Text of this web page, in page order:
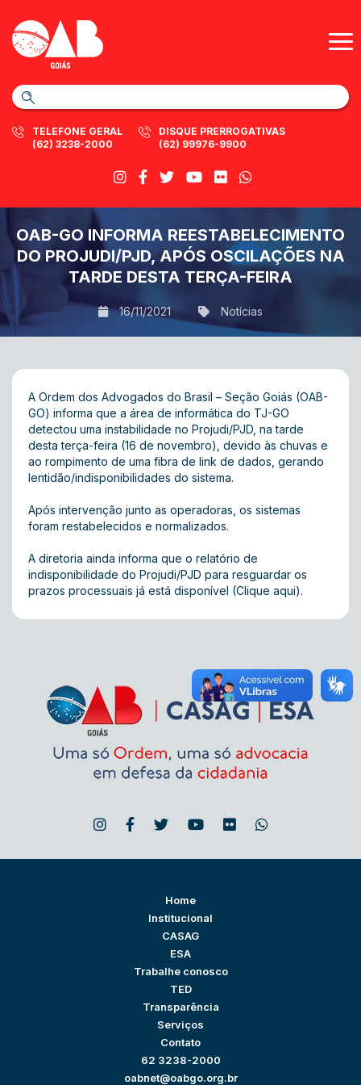
TELEFONE GERAL
(62) 3238-2000
DISQUE PRERROGATIVAS
(62) 99976-9900
OAB-GO INFORMA REESTABELECIMENTO
DO PROJUDI/PJD, APÓS OSCILAÇÕES NA
TARDE DESTA TERÇA-FEIRA
16/11/2021 Notícias
A Ordem dos Advogados do Brasil – Seção Goiás (OAB-
GO) informa que a área de informática do TJ-GO
detectou uma instabilidade no Projudi/PJD, na tarde
desta terça-feira (16 de novembro), devido às chuvas e
ao rompimento de uma fibra de link de dados, gerando
lentidão/indisponibilidades do sistema.
Após intervenção junto as operadoras, os sistemas
foram restabelecidos e normalizados.
A diretoria ainda informa que o relatório de
indisponibilidade do Projudi/PJD para resguardar os
prazos processuais já está disponível (Clique aqui).
Home
Institucional
CASAG
ESA
Trabalhe conosco
TED
Transparência
Serviços
Contato
62 3238-2000
oabnet@oabgo.org.br